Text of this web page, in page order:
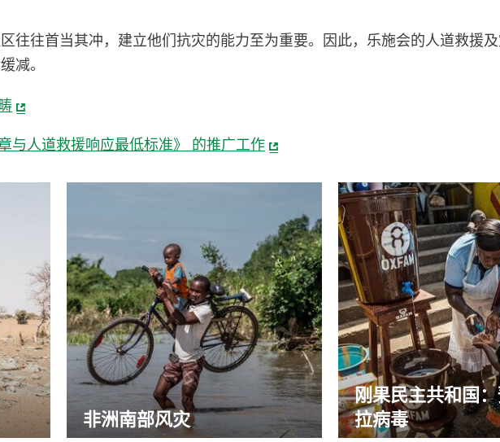
往往首当其冲，建立他们抗灾的能力至为重要。因此，乐施会的人道救援
减。
与人道救援响应最低标准》 的推广工作
非洲南部风灾
刚果民主共和国
拉病毒